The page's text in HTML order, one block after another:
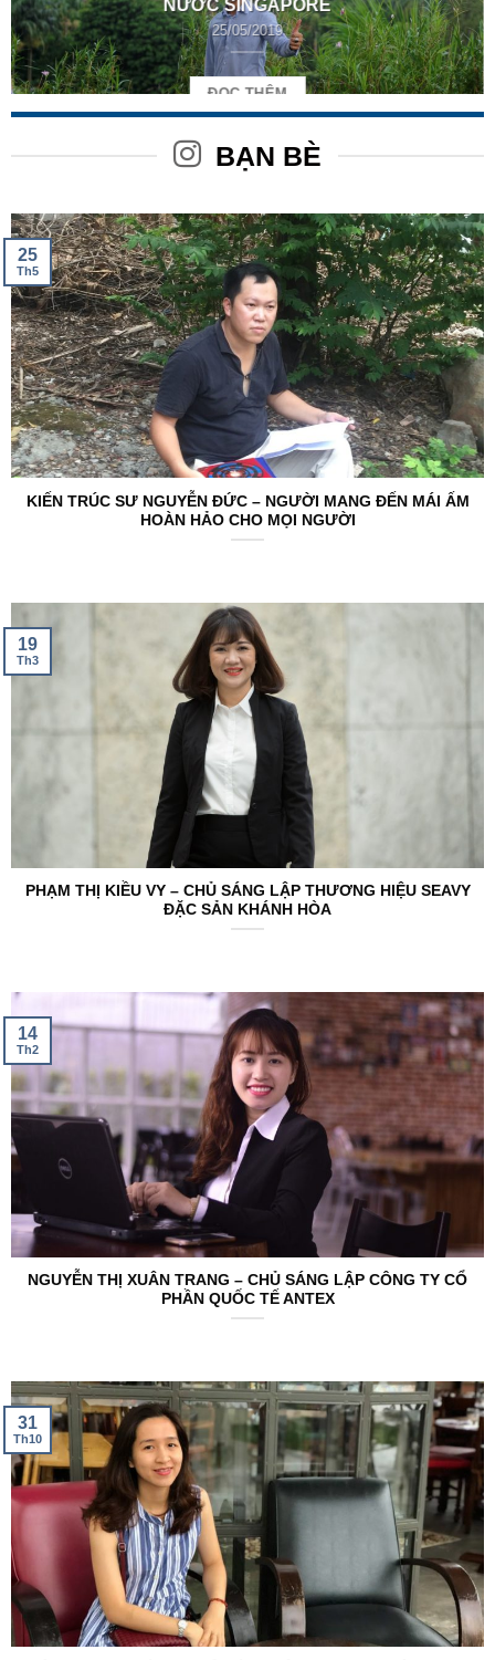
NƯỚC SINGAPORE
25/05/2019
ĐỌC THÊM
BẠN BÈ
KIẾN TRÚC SƯ NGUYỄN ĐỨC – NGƯỜI MANG ĐẾN MÁI ẤM
HOÀN HẢO CHO MỌI NGƯỜI
25
Th5
PHẠM THỊ KIỀU VY – CHỦ SÁNG LẬP THƯƠNG HIỆU SEAVY
ĐẶC SẢN KHÁNH HÒA
19
Th3
NGUYỄN THỊ XUÂN TRANG – CHỦ SÁNG LẬP CÔNG TY CỔ
PHẦN QUỐC TẾ ANTEX
14
Th2
31
Th10